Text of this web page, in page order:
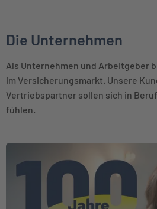
Die Unternehmen
Als Unternehmen und Arbeitgeber
im Versicherungsmarkt. Unsere
Vertriebspartner sollen sich in
fühlen.